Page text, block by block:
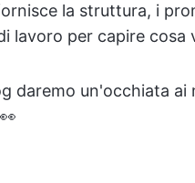
la struttura, i
lavoro per capire cosa
daremo un'occhiata ai